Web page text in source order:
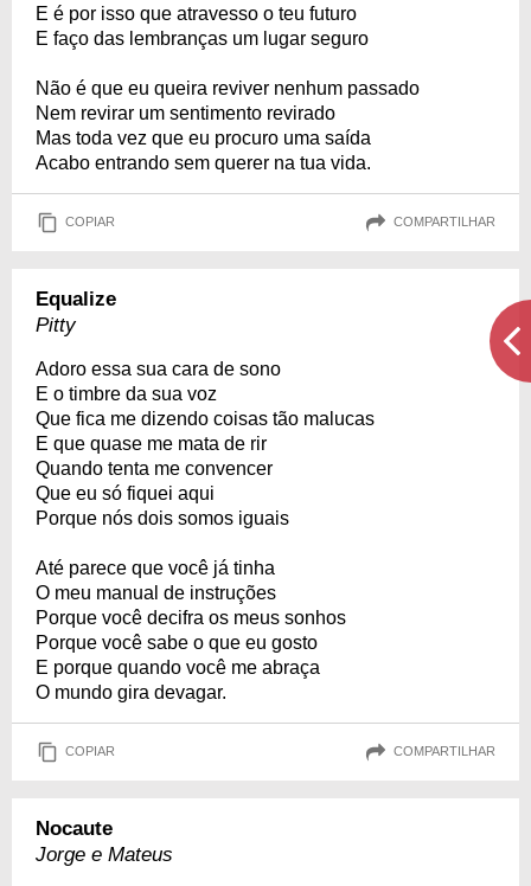
E é por isso que atravesso o teu futuro
E faço das lembranças um lugar seguro
Não é que eu queira reviver nenhum passado
Nem revirar um sentimento revirado
Mas toda vez que eu procuro uma saída
Acabo entrando sem querer na tua vida.
COPIAR COMPARTILHAR
Equalize
Pitty
Adoro essa sua cara de sono
E o timbre da sua voz
Que fica me dizendo coisas tão malucas
E que quase me mata de rir
Quando tenta me convencer
Que eu só fiquei aqui
Porque nós dois somos iguais
Até parece que você já tinha
O meu manual de instruções
Porque você decifra os meus sonhos
Porque você sabe o que eu gosto
E porque quando você me abraça
O mundo gira devagar.
COPIAR COMPARTILHAR
Nocaute
Jorge e Mateus